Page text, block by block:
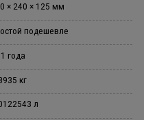
× 240 × 125 мм
подешевле
года
кг
л